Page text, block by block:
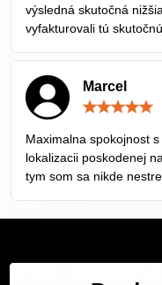
výsledná skutočná
vyfakturovali tú
Marcel
Maximalna spokojnost
lokalizacii poskodenej
tym som sa nikde
Servis Bratislava